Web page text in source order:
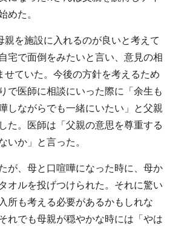
めた。
親を施設に入れるのが良いと考えて
宅で面倒をみたいと言い、意見の相
せていた。今後の方針を考えるため
で医師に相談にいった際に「余生も
しながらでも一緒にいたい」と父親
た。医師は「父親の意思を尊重する
いか」と言った。
が、母と口喧嘩になった時に、母か
オルを投げつけられた。それに驚い
所も考える必要があるかもしれな
れでも母親が穏やかな時には「やは